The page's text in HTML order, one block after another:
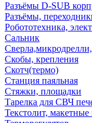
Разъёмы D-SUB
Разъёмы,
Робототехника,
Сальник
Скобы, крепления
Скотч(термо)
Станция паяльная
Стяжки, площадки
Тарелка для СВЧ
Текстолит,